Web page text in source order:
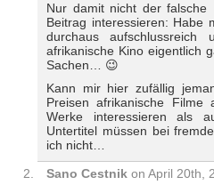
Nur damit nicht der falsche
Beitrag interessieren: Habe
durchaus
afrikanische Kino eigentlich
Sachen… 😉
Kann mir hier zufällig
Preisen afrikanische Filme
Werke interessieren als
Untertitel müssen bei
ich nicht…
Sano Cestnik on April 20th,